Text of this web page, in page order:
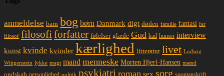
anmeldelse barn bog børn Danmark digt døden familie fantasi far
filosof filosofiforfatter følelser glæde Gud had humor interview
kunst kvinde kvinder kærlighed litteratur livet Ludwig
Wittgenstein lykke magt mand menneske Morten Hjerl-Hansen mænd
personlighed politik psykiatri roman sex sorg